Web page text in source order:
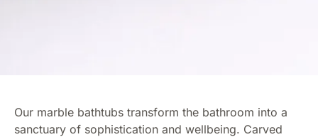
Our marble bathtubs transform the bathroom into a
sanctuary of sophistication and wellbeing. Carved